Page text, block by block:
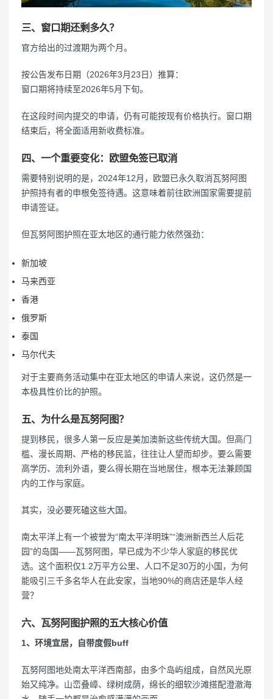
三、窗口期还剩多久？
官方给出的过渡期为两个月。
按公告发布日期（2026年3月23日）推算：
窗口期将持续至2026年5月下旬。
在这段时间内提交的申请，仍有可能按现有价格执行。窗口期
结束后，将全面适用新收费标准。
四、一个重要变化：欧盟免签已取消
需要特别说明的是，2024年12月，欧盟已永久取消瓦努阿图
护照持有者的申根免签待遇。这意味着前往欧洲国家需要提前
申请签证。
但瓦努阿图护照在亚太地区的通行能力依然强劲：
新加坡
马来西亚
香港
俄罗斯
泰国
马尔代夫
对于主要商务活动集中在亚太地区的申请人来说，这仍然是一
本极具性价比的护照。
五、为什么是瓦努阿图？
提到移民，很多人第一反应是美加澳新这些传统大国。但高门
槛、漫长周期、严格的移民监，往往让人望而却步。要么需要
高学历、流利外语，要么得长期在当地居住，根本无法兼顾国
内的工作与家庭。
其实，没必要死磕这些大国。
南太平洋上有一个被誉为“南太平洋明珠”“澳洲新西兰人后花
园”的岛国——瓦努阿图，早已成为不少华人家庭的移民优
选。这个面积仅1.2万平方公里、人口不足30万的小国，为何
能吸引三千多名华人在此安家，当地90%的商店还是华人经
营？
六、瓦努阿图护照的五大核心价值
1、环境宜居，自带度假buff
瓦努阿图地处南太平洋西南部，由多个岛屿组成，自然风光原
始又纯净。山峦叠嶂、绿树成荫，绵长的细软沙滩搭配澄澈海